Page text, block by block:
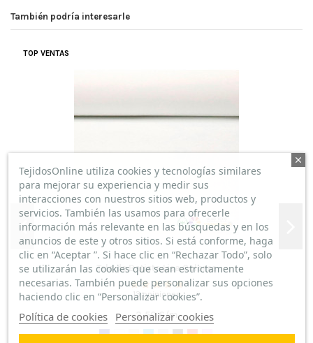
Me encanta esta tela, nos ha venido muy bien para nuestro
salón de estilo nórdico con la calidez de la madera. ¡Muy
recomendable!
También podría interesarle
TOP VENTAS
Tela de Batista Lisa Colores
13 opiniones
3,50 €/m
TejidosOnline utiliza cookies y tecnologías similares
para mejorar su experiencia y medir sus
interacciones con nuestros sitios web, productos y
servicios. También las usamos para ofrecerle
información más relevante en las búsquedas y en los
anuncios de este y otros sitios. Si está conforme, haga
clic en “Aceptar ”. Si hace clic en “Rechazar Todo”, solo
se utilizarán las cookies que sean estrictamente
necesarias. También puede personalizar sus opciones
haciendo clic en “Personalizar cookies”.
Política de cookies Personalizar cookies